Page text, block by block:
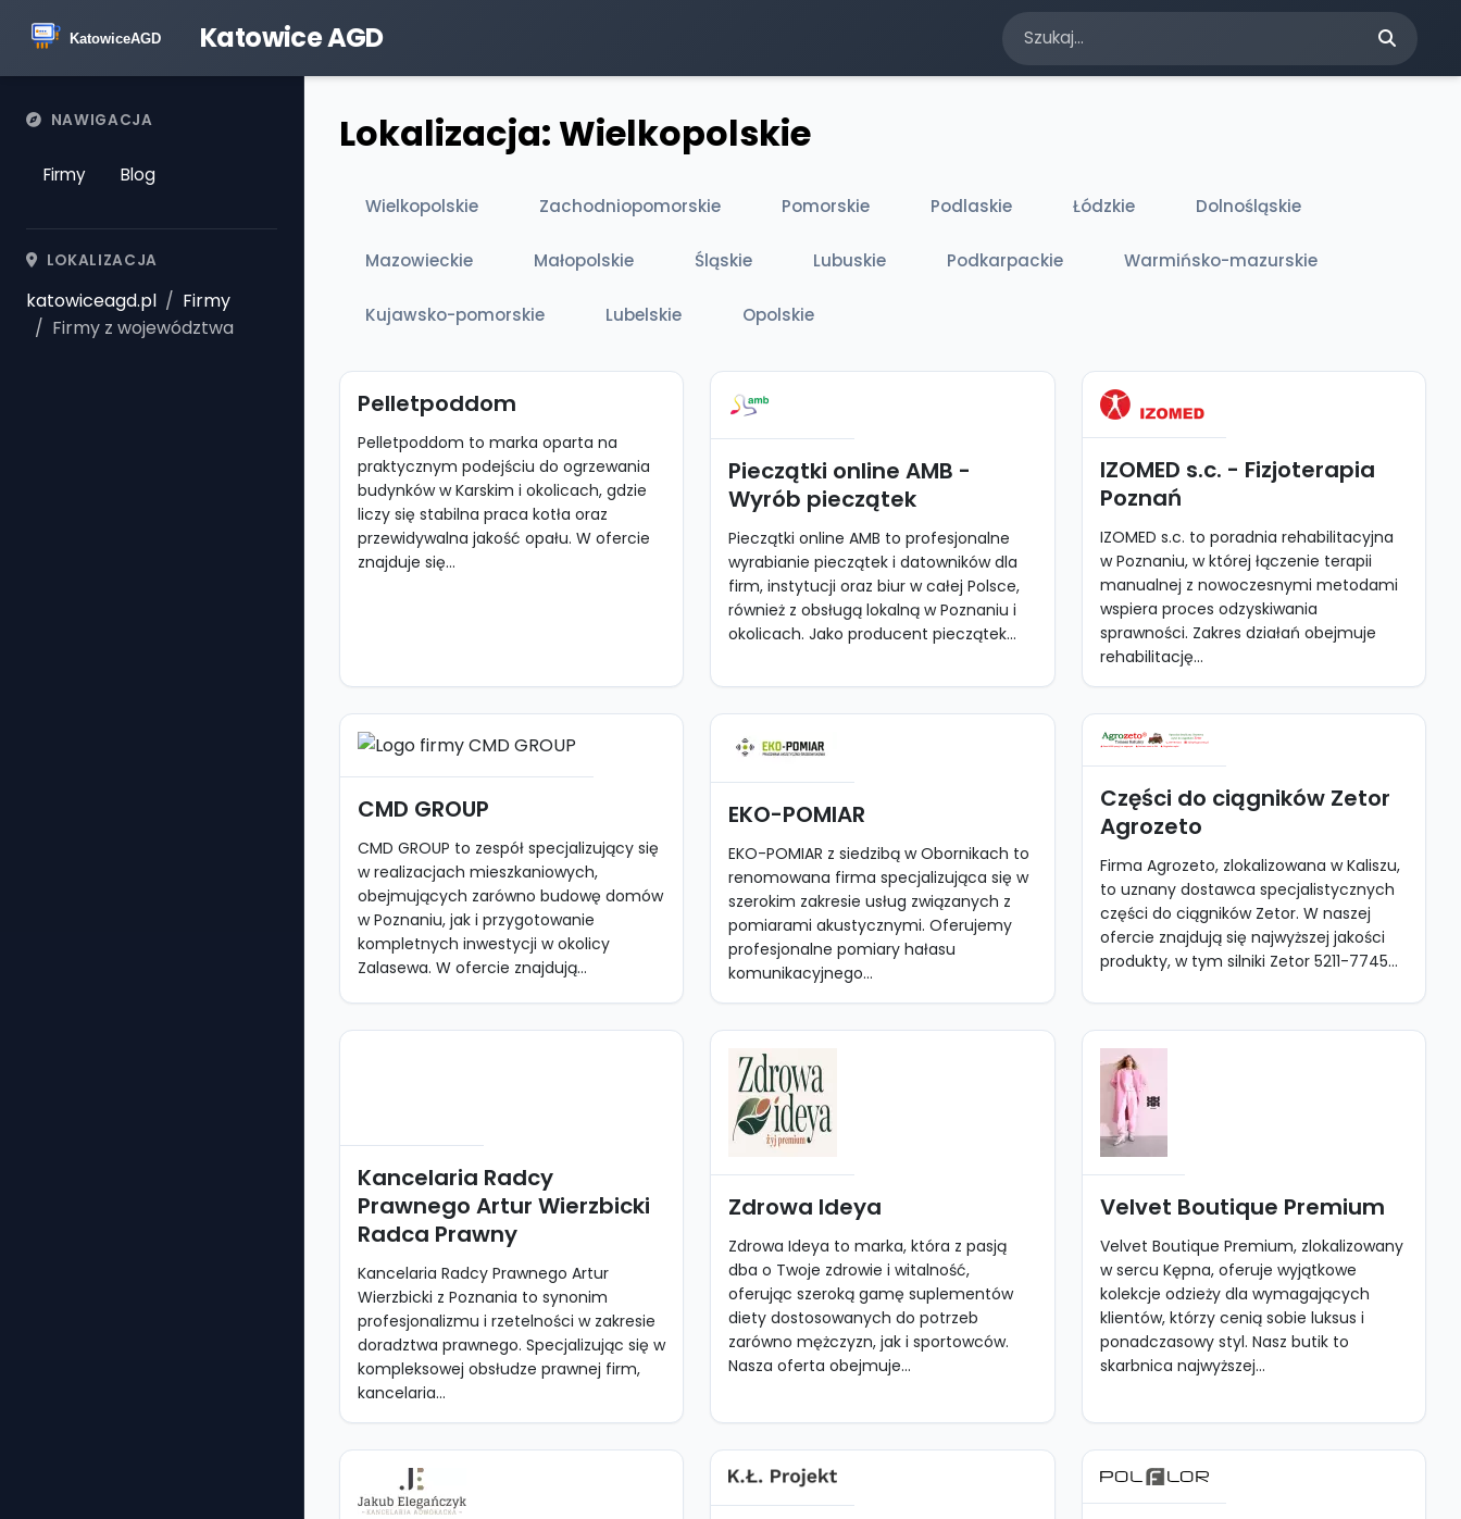
Katowice AGD
NAWIGACJA
Firmy Blog
LOKALIZACJA
katowiceagd.pl
Firmy
Firmy z województwa
Lokalizacja: Wielkopolskie
Wielkopolskie Zachodniopomorskie Pomorskie Podlaskie Łódzkie Dolnośląskie
Mazowieckie Małopolskie Śląskie Lubuskie Podkarpackie Warmińsko-mazurskie
Kujawsko-pomorskie Lubelskie Opolskie
Pelletpoddom
Pelletpoddom to marka oparta na
praktycznym podejściu do ogrzewania
budynków w Karskim i okolicach, gdzie
liczy się stabilna praca kotła oraz
przewidywalna jakość opału. W ofercie
znajduje się...
Pieczątki online AMB -
Wyrób pieczątek
Pieczątki online AMB to profesjonalne
wyrabianie pieczątek i datowników dla
firm, instytucji oraz biur w całej Polsce,
również z obsługą lokalną w Poznaniu i
okolicach. Jako producent pieczątek...
IZOMED s.c. - Fizjoterapia
Poznań
IZOMED s.c. to poradnia rehabilitacyjna
w Poznaniu, w której łączenie terapii
manualnej z nowoczesnymi metodami
wspiera proces odzyskiwania
sprawności. Zakres działań obejmuje
rehabilitację...
CMD GROUP
CMD GROUP to zespół specjalizujący się
w realizacjach mieszkaniowych,
obejmujących zarówno budowę domów
w Poznaniu, jak i przygotowanie
kompletnych inwestycji w okolicy
Zalasewa. W ofercie znajdują...
EKO-POMIAR
EKO-POMIAR z siedzibą w Obornikach to
renomowana firma specjalizująca się w
szerokim zakresie usług związanych z
pomiarami akustycznymi. Oferujemy
profesjonalne pomiary hałasu
komunikacyjnego...
Części do ciągników Zetor
Agrozeto
Firma Agrozeto, zlokalizowana w Kaliszu,
to uznany dostawca specjalistycznych
części do ciągników Zetor. W naszej
ofercie znajdują się najwyższej jakości
produkty, w tym silniki Zetor 5211-7745...
Kancelaria Radcy
Prawnego Artur Wierzbicki
Radca Prawny
Kancelaria Radcy Prawnego Artur
Wierzbicki z Poznania to synonim
profesjonalizmu i rzetelności w zakresie
doradztwa prawnego. Specjalizując się w
kompleksowej obsłudze prawnej firm,
kancelaria...
Zdrowa Ideya
Zdrowa Ideya to marka, która z pasją
dba o Twoje zdrowie i witalność,
oferując szeroką gamę suplementów
diety dostosowanych do potrzeb
zarówno mężczyzn, jak i sportowców.
Nasza oferta obejmuje...
Velvet Boutique Premium
Velvet Boutique Premium, zlokalizowany
w sercu Kępna, oferuje wyjątkowe
kolekcje odzieży dla wymagających
klientów, którzy cenią sobie luksus i
ponadczasowy styl. Nasz butik to
skarbnica najwyższej...